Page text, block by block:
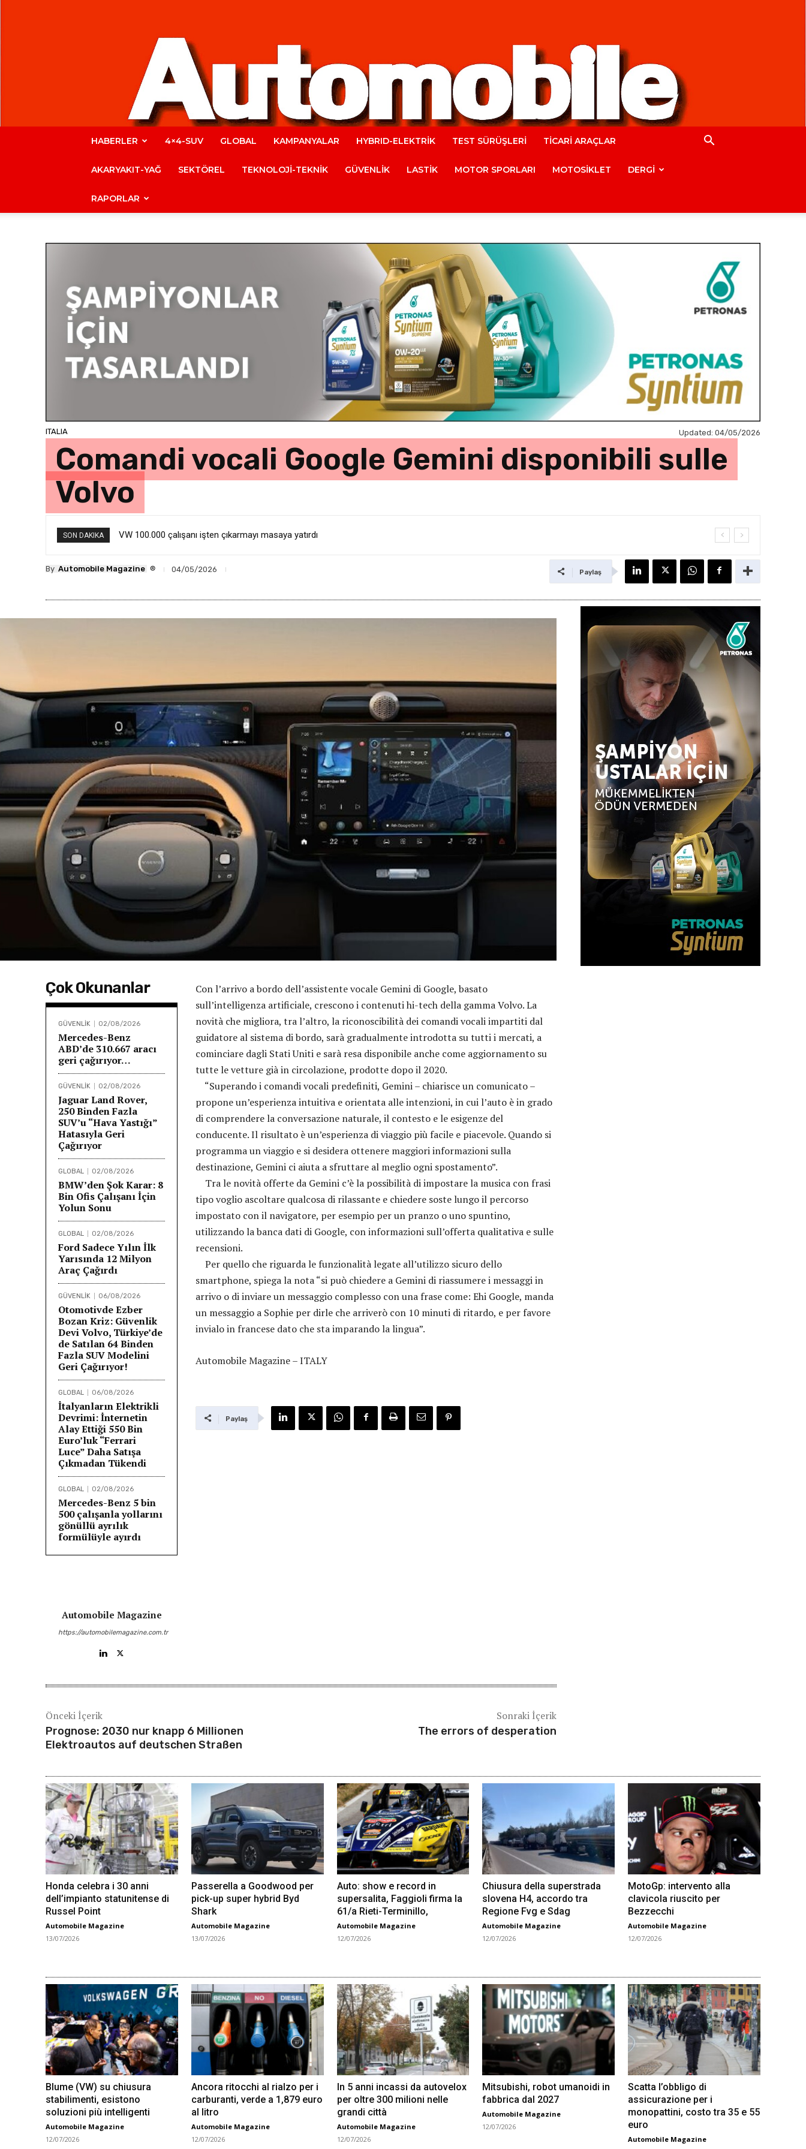
Automobile
Magazine
HABERLER 4×4-SUV GLOBAL KAMPANYALAR HYBRID-ELEKTRİK TEST SÜRÜŞLERİ TİCARİ ARAÇLAR
AKARYAKIT-YAĞ SEKTÖREL TEKNOLOJİ-TEKNİK GÜVENLİK LASTİK MOTOR SPORLARI MOTOSİKLET DERGİ
RAPORLAR
ITALIA Updated: 04/05/2026
Comandi vocali Google Gemini disponibili sulle
Volvo
SON DAKIKA VW 100.000 çalışanı işten çıkarmayı masaya yatırdı
By Automobile Magazine ® 04/05/2026 Paylaş
Çok Okunanlar
GÜVENLİK 02/08/2026
Mercedes-Benz
ABD’de 310.667 aracı
geri çağırıyor…
GÜVENLİK 02/08/2026
Jaguar Land Rover,
250 Binden Fazla
SUV’u “Hava Yastığı”
Hatasıyla Geri
Çağırıyor
GLOBAL 02/08/2026
BMW’den Şok Karar: 8
Bin Ofis Çalışanı İçin
Yolun Sonu
GLOBAL 02/08/2026
Ford Sadece Yılın İlk
Yarısında 12 Milyon
Araç Çağırdı
GÜVENLİK 06/08/2026
Otomotivde Ezber
Bozan Kriz: Güvenlik
Devi Volvo, Türkiye’de
de Satılan 64 Binden
Fazla SUV Modelini
Geri Çağırıyor!
GLOBAL 06/08/2026
İtalyanların Elektrikli
Devrimi: İnternetin
Alay Ettiği 550 Bin
Euro’luk “Ferrari
Luce” Daha Satışa
Çıkmadan Tükendi
GLOBAL 02/08/2026
Mercedes-Benz 5 bin
500 çalışanla yollarını
gönüllü ayrılık
formülüyle ayırdı
Automobile Magazine
https://automobilemagazine.com.tr
Con l’arrivo a bordo dell’assistente vocale Gemini di Google, basato
sull’intelligenza artificiale, crescono i contenuti hi-tech della gamma Volvo. La
novità che migliora, tra l’altro, la riconoscibilità dei comandi vocali impartiti dal
guidatore al sistema di bordo, sarà gradualmente introdotta su tutti i mercati, a
cominciare dagli Stati Uniti e sarà resa disponibile anche come aggiornamento su
tutte le vetture già in circolazione, prodotte dopo il 2020.
“Superando i comandi vocali predefiniti, Gemini – chiarisce un comunicato –
propone un’esperienza intuitiva e orientata alle intenzioni, in cui l’auto è in grado
di comprendere la conversazione naturale, il contesto e le esigenze del
conducente. Il risultato è un’esperienza di viaggio più facile e piacevole. Quando si
programma un viaggio e si desidera ottenere maggiori informazioni sulla
destinazione, Gemini ci aiuta a sfruttare al meglio ogni spostamento”.
Tra le novità offerte da Gemini c’è la possibilità di impostare la musica con frasi
tipo voglio ascoltare qualcosa di rilassante e chiedere soste lungo il percorso
impostato con il navigatore, per esempio per un pranzo o uno spuntino,
utilizzando la banca dati di Google, con informazioni sull’offerta qualitativa e sulle
recensioni.
Per quello che riguarda le funzionalità legate all’utilizzo sicuro dello
smartphone, spiega la nota “si può chiedere a Gemini di riassumere i messaggi in
arrivo o di inviare un messaggio complesso con una frase come: Ehi Google, manda
un messaggio a Sophie per dirle che arriverò con 10 minuti di ritardo, e per favore
invialo in francese dato che sta imparando la lingua”.
Automobile Magazine – ITALY
Paylaş
Önceki İçerik
Prognose: 2030 nur knapp 6 Millionen
Elektroautos auf deutschen Straßen
Sonraki İçerik
The errors of desperation
Honda celebra i 30 anni
dell’impianto statunitense di
Russel Point
Automobile Magazine
13/07/2026
Passerella a Goodwood per
pick-up super hybrid Byd
Shark
Automobile Magazine
13/07/2026
Auto: show e record in
supersalita, Faggioli firma la
61/a Rieti-Terminillo,
Automobile Magazine
12/07/2026
Chiusura della superstrada
slovena H4, accordo tra
Regione Fvg e Sdag
Automobile Magazine
12/07/2026
MotoGp: intervento alla
clavicola riuscito per
Bezzecchi
Automobile Magazine
12/07/2026
Blume (VW) su chiusura
stabilimenti, esistono
soluzioni più intelligenti
Automobile Magazine
12/07/2026
Ancora ritocchi al rialzo per i
carburanti, verde a 1,879 euro
al litro
Automobile Magazine
12/07/2026
In 5 anni incassi da autovelox
per oltre 300 milioni nelle
grandi città
Automobile Magazine
12/07/2026
Mitsubishi, robot umanoidi in
fabbrica dal 2027
Automobile Magazine
12/07/2026
Scatta l’obbligo di
assicurazione per i
monopattini, costo tra 35 e 55
euro
Automobile Magazine